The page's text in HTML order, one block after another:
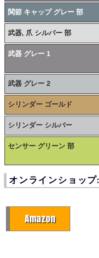
関節 キャップ グレー 部
武器, 爪 シルバー 部
武器 グレー 1
武器 グレー 2
シリンダー ゴールド
シリンダー シルバー
センサー グリーン 部
オンラインショップ:
Amazon